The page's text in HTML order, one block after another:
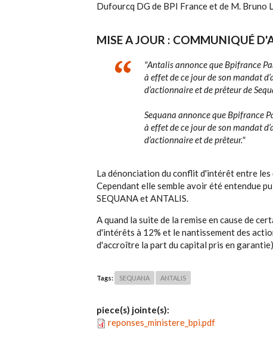
Dufourcq DG de BPI France et de M. Bruno
MISE A JOUR : COMMUNIQUÉ
"Antalis annonce que Bpifrance
à effet de ce jour de son mandat
d’actionnaire et de prêteur de
Sequana annonce que Bpifrance
à effet de ce jour de son mandat
d’actionnaire et de prêteur."
La dénonciation du conflit d'intérêt entre
Cependant elle semble avoir été entendue
SEQUANA et ANTALIS.
A quand la suite de la remise en cause de
d'intérêts à 12% et le nantissement des
d'accroître la part du capital pris en
Tags: SEQUANA ANTALIS
piece(s) jointe(s):
reponses_ministere_bpi.pdf